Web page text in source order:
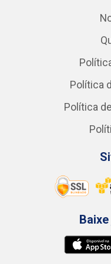
Política
Política